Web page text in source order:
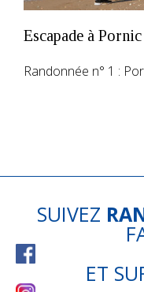
Escapade à Pornic
Randonnée n° 1 :
SUIVEZ
ET